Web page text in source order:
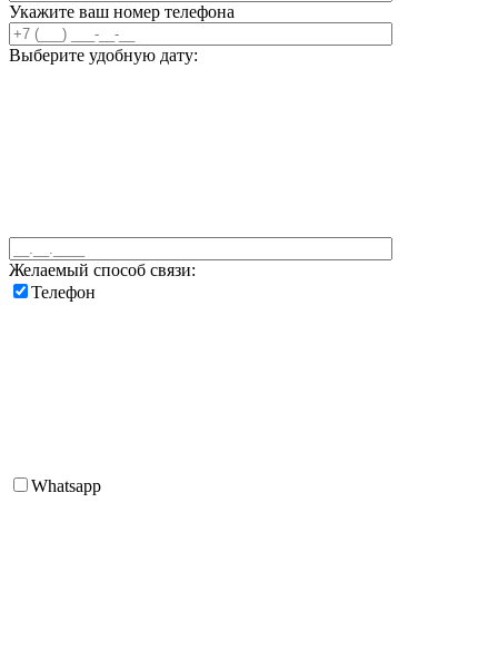
Укажите ваш номер телефона
Выберите удобную дату:
Желаемый способ связи:
Телефон
Whatsapp